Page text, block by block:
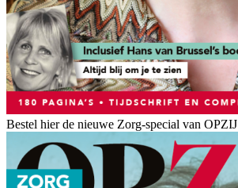
Bestel hier de nieuwe Zorg-special van OPZIJ